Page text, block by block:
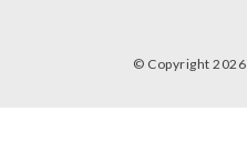
© Copyright 2026